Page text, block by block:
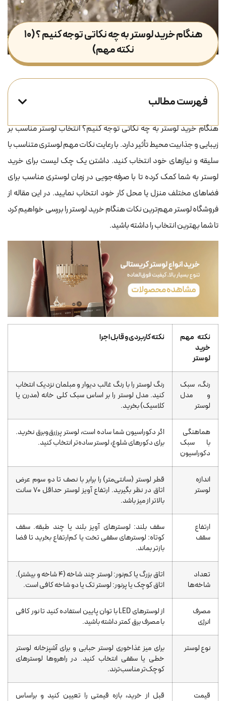
هنگام خرید لوستر به چه نکاتی توجه کنیم ؟ (۱۰
نکته مهم)
فهرست مطالب
هنگام خرید لوستر به چه نکاتی توجه کنیم؟ انتخاب لوستر مناسب بر
زیبایی و جذابیت محیط تأثیر دارد. با رعایت نکات مهم لوستری متناسب با
سلیقه و نیازهای خود انتخاب کنید. داشتن یک چک لیست برای خرید
لوستر به شما کمک کرده تا با صرفه‌جویی در زمان لوستری مناسب برای
فضاهای مختلف منزل یا محل کار خود انتخاب نمایید. در این مقاله از
فروشگاه لوستر مهم‌ترین نکات هنگام خرید لوستر را بررسی خواهیم کرد
تا شما بهترین انتخاب را داشته باشید.
نکته مهم
خرید
لوستر
نکته کاربردی و قابل اجرا
رنگ، سبک
و مدل
لوستر
رنگ لوستر را با رنگ غالب دیوار و مبلمان نزدیک انتخاب
کنید. مدل لوستر را بر اساس سبک کلی خانه (مدرن یا
کلاسیک) بخرید.
هماهنگی
با سبک
دکوراسیون
اگر دکوراسیون شما ساده است، لوستر پرزرق‌وبرق نخرید.
برای دکورهای شلوغ، لوستر ساده‌تر انتخاب کنید.
اندازه
لوستر
قطر لوستر (سانتی‌متر) را برابر با نصف تا دو سوم عرض
اتاق در نظر بگیرید. ارتفاع آویز لوستر حداقل ۷۰ سانت
بالاتر از میز باشد.
ارتفاع
سقف
سقف بلند: لوسترهای آویز بلند یا چند طبقه. سقف
کوتاه: لوسترهای سقفی تخت یا کم‌ارتفاع بخرید تا فضا
بازتر بماند.
تعداد
شاخه‌ها
اتاق بزرگ یا کم‌نور: لوستر چند شاخه (۴ شاخه و بیشتر).
اتاق کوچک یا پرنور: لوستر تک یا دو شاخه کافی است.
مصرف
انرژی
از لوسترهای LED با توان پایین استفاده کنید تا نور کافی
با مصرف برق کمتر داشته باشید.
نوع لوستر
برای میز غذاخوری لوستر حبابی و برای آشپزخانه لوستر
خطی یا سقفی انتخاب کنید. در راهروها لوسترهای
کوچک‌تر مناسب‌ترند.
قیمت
قبل از خرید، بازه قیمتی را تعیین کنید و براساس